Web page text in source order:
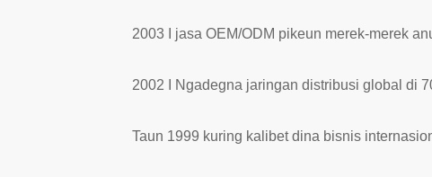
2003 I jasa OEM/ODM pikeun merek-merek
2002 I Ngadegna jaringan distribusi global di
Taun 1999 kuring kalibet dina bisnis